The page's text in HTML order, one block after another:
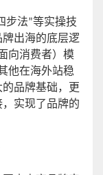
步法”等实操技
出海的底层逻
向消费者）模
他在海外站稳
品牌基础，更
实现了品牌的